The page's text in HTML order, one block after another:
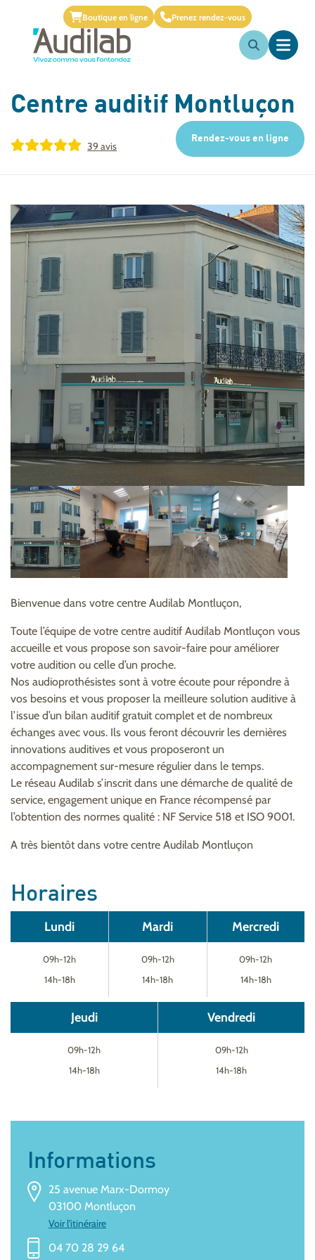
Boutique en ligne Prenez rendez-vous
Centre auditif Montluçon
39 avis
Rendez-vous en ligne
Informations
25 avenue Marx-Dormoy
03100 Montluçon
Voir l'itinéraire
04 70 28 29 64
Bienvenue dans votre centre Audilab Montluçon,
Toute l’équipe de votre centre auditif Audilab Montluçon vous
accueille et vous propose son savoir-faire pour améliorer
votre audition ou celle d’un proche.
Nos audioprothésistes sont à votre écoute pour répondre à
vos besoins et vous proposer la meilleure solution auditive à
l’issue d’un bilan auditif gratuit complet et de nombreux
échanges avec vous. Ils vous feront découvrir les dernières
innovations auditives et vous proposeront un
accompagnement sur-mesure régulier dans le temps.
Le réseau Audilab s’inscrit dans une démarche de qualité de
service, engagement unique en France récompensé par
l’obtention des normes qualité : NF Service 518 et ISO 9001.
A très bientôt dans votre centre Audilab Montluçon
Horaires
Lundi
09h-12h
14h-18h
Mardi
09h-12h
14h-18h
Mercredi
09h-12h
14h-18h
Jeudi
09h-12h
14h-18h
Vendredi
09h-12h
14h-18h